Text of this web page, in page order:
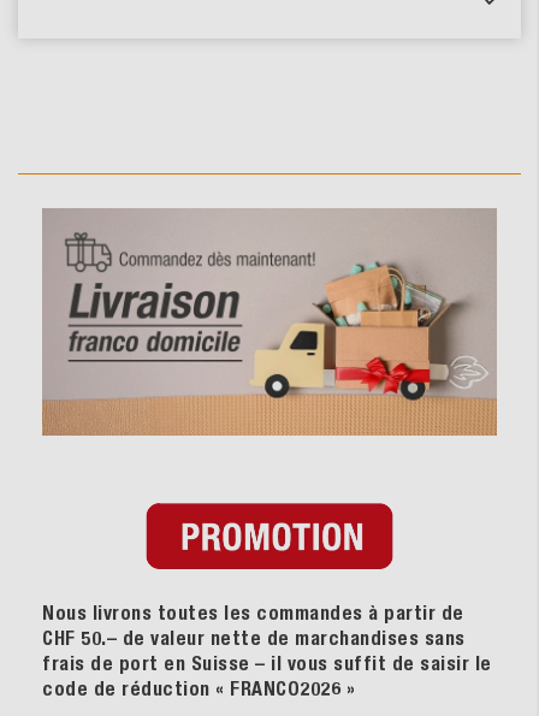
Nous livrons toutes les commandes à partir de
CHF 50.– de valeur nette de marchandises sans
frais de port en Suisse – il vous suffit de saisir le
code de réduction « FRANCO2026 »